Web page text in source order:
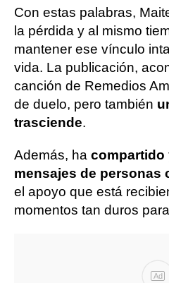
Con estas palabras,
la pérdida y al mismo
mantener ese vínculo
vida. La publicación,
canción de Remedios
de duelo, pero también
trasciende.
Además, ha compartido
mensajes de personas
el apoyo que está
momentos tan duros
Ad